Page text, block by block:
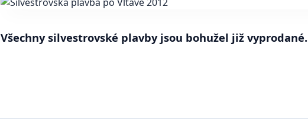
Všechny silvestrovské plavby jsou bohužel již vyprodané.